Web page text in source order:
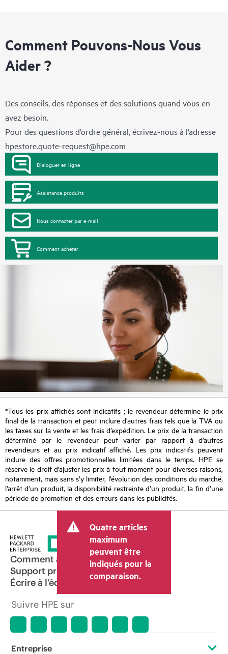
Comment Pouvons-Nous Vous
Aider ?
Des conseils, des réponses et des solutions quand vous en
avez besoin.
Pour des questions d’ordre général, écrivez-nous à l’adresse
hpestore.quote-request@hpe.com
Dialoguer en ligne
Assistance produits
Nous contacter par e-mail
Comment acheter
*Tous les prix affichés sont indicatifs ; le revendeur détermine le prix
final de la transaction et peut inclure d’autres frais tels que la TVA ou
les taxes sur la vente et les frais d’expédition. Le prix de la transaction
déterminé par le revendeur peut varier par rapport à d’autres
revendeurs et au prix indicatif affiché. Les prix indicatifs peuvent
inclure des offres promotionnelles limitées dans le temps. HPE se
réserve le droit d’ajuster les prix à tout moment pour diverses raisons,
notamment, mais sans s’y limiter, l’évolution des conditions du marché,
l’arrêt d’un produit, la disponibilité restreinte d’un produit, la fin d’une
période de promotion et des erreurs dans les publicités.
Quatre articles
maximum
peuvent être
indiqués pour la
comparaison.
Comment acheter
Support produit
Écrire à l’équipe commerciale
Suivre HPE sur
Entreprise